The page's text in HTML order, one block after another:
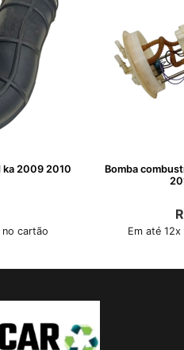
ka 2009 2010
no cartão
Bomba
Em até